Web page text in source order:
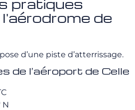
pratiques
de
d’une piste d’atterrissage.
de l’aéroport de Celle
N